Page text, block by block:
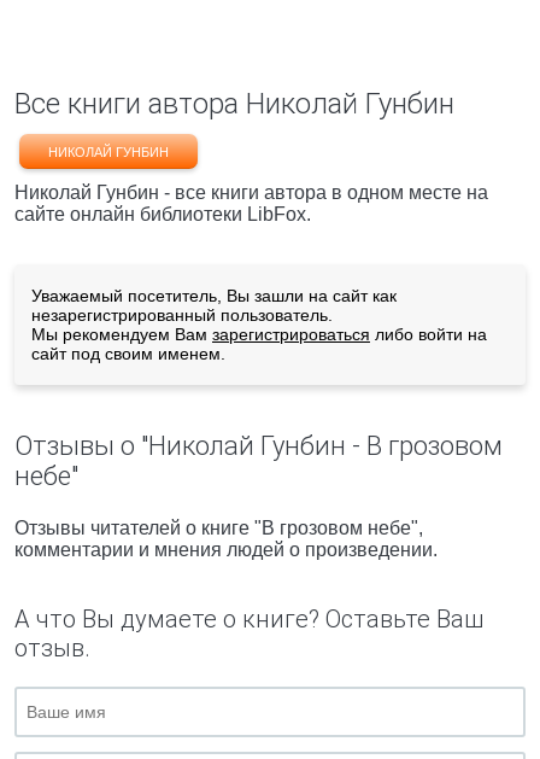
Все книги автора Николай Гунбин
НИКОЛАЙ ГУНБИН
Николай Гунбин - все книги автора в одном месте на
сайте онлайн библиотеки LibFox.
Уважаемый посетитель, Вы зашли на сайт как
незарегистрированный пользователь.
Мы рекомендуем Вам зарегистрироваться либо войти на
сайт под своим именем.
Отзывы о "Николай Гунбин - В грозовом
небе"
Отзывы читателей о книге "В грозовом небе",
комментарии и мнения людей о произведении.
А что Вы думаете о книге? Оставьте Ваш
отзыв.